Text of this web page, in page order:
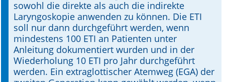
sowohl die direkte als auch die indirekte
Laryngoskopie anwenden zu können. Die ETI
soll nur dann durchgeführt werden, wenn
mindestens 100 ETI an Patienten unter
Anleitung dokumentiert wurden und in der
Wiederholung 10 ETI pro Jahr durchgeführt
werden. Ein extraglottischer Atemweg (EGA) der